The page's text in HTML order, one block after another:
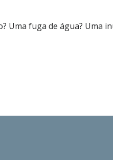
Uma fuga de água? Uma